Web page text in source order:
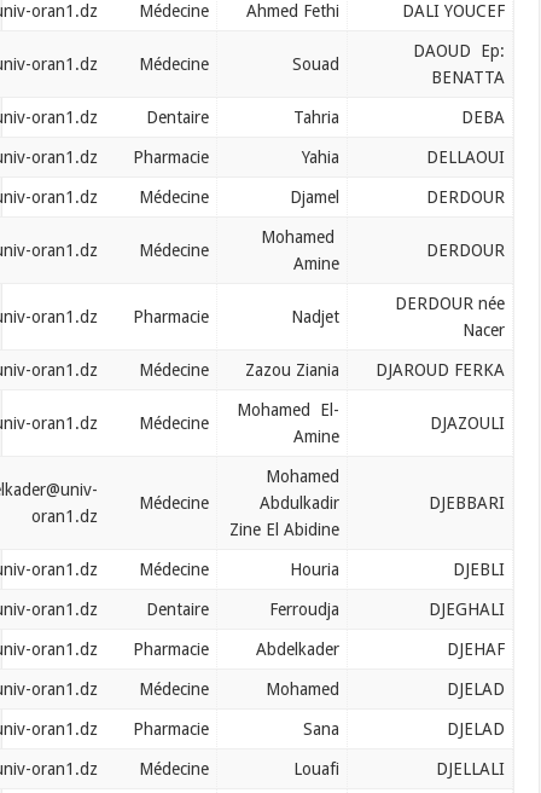
Ahmed Fethi
Médecine
daliyoucef.fethi@univ-oran1.dz
Souad
Médecine
daoud.souad@univ-oran1.dz
Tahria
Dentaire
deba.tahria@univ-oran1.dz
Yahia
Pharmacie
dellaoui.yahia@univ-oran1.dz
Djamel
Médecine
derdour.djamel@univ-oran1.dz
derdour.mohamed@univ-oran1.dz
Pharmacie
derdour.nadjet@univ-oran1.dz
Zazou Ziania
Médecine
djaroud.ferka@univ-oran1.dz
djazouli.mohamed@univ-oran1.dz
Abdulkadir
Médecine
djebbari.abdelkader@univ-
Houria
Médecine
djebli.houria@univ-oran1.dz
Ferroudja
Dentaire
djeghali.ferroudja@univ-oran1.dz
Abdelkader
Pharmacie
djehaf.abdelkader@univ-oran1.dz
Mohamed
Médecine
djelad.mohamed@univ-oran1.dz
Sana
Pharmacie
djelad.sana@univ-oran1.dz
Louafi
Médecine
djellali.louafi@univ-oran1.dz